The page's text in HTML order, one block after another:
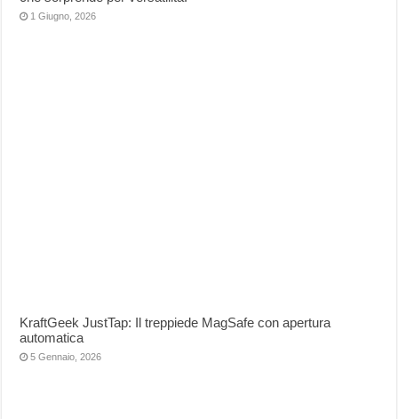
1 Giugno, 2026
KraftGeek JustTap: Il treppiede MagSafe con apertura
automatica
5 Gennaio, 2026